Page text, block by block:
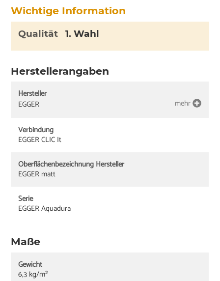
Wichtige Information
Qualität 1. Wahl
Herstellerangaben
Hersteller
EGGER
mehr
Verbindung
EGGER CLIC It
Oberflächenbezeichnung Hersteller
EGGER matt
Serie
EGGER Aquadura
Maße
Gewicht
6,3 kg/m²